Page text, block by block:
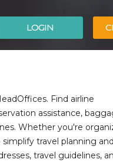
LOGIN
Find airline
assistance,
Whether you're
travel planning and
travel guidelines,